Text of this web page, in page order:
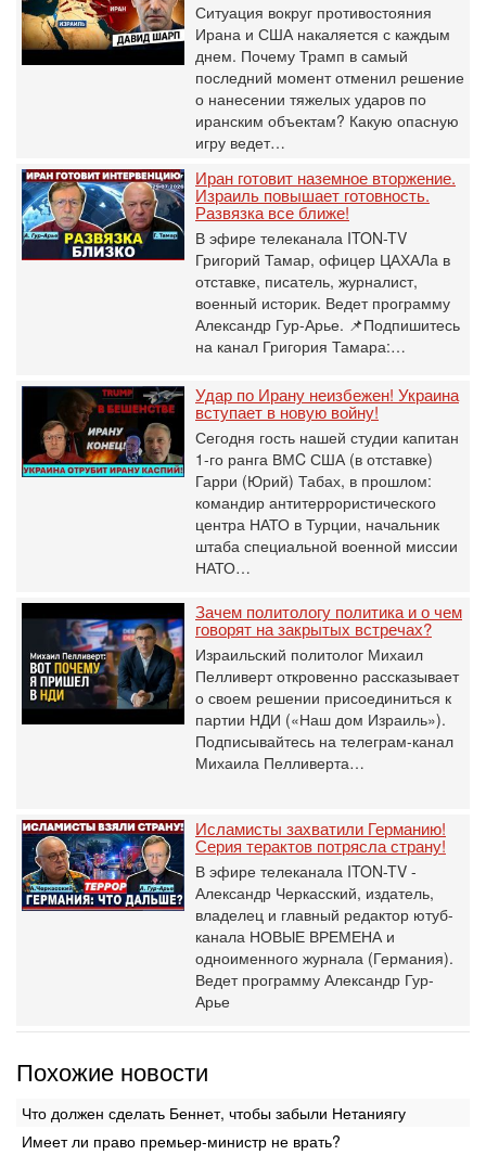
Ситуация вокруг противостояния
Ирана и США накаляется с каждым
днем. Почему Трамп в самый
последний момент отменил решение
о нанесении тяжелых ударов по
иранским объектам? Какую опасную
игру ведет…
Иран готовит наземное вторжение.
Израиль повышает готовность.
Развязка все ближе!
В эфире телеканала ITON-TV
Григорий Тамар, офицер ЦАХАЛа в
отставке, писатель, журналист,
военный историк. Ведет программу
Александр Гур-Арье. 📌Подпишитесь
на канал Григория Тамара:…
Удар по Ирану неизбежен! Украина
вступает в новую войну!
Сегодня гость нашей студии капитан
1-го ранга ВМC США (в отставке)
Гарри (Юрий) Табах, в прошлом:
командир антитеррористического
центра НАТО в Турции, начальник
штаба специальной военной миссии
НАТО…
Зачем политологу политика и о чем
говорят на закрытых встречах?
Израильский политолог Михаил
Пелливерт откровенно рассказывает
о своем решении присоединиться к
партии НДИ («Наш дом Израиль»).
Подписывайтесь на телеграм-канал
Михаила Пелливерта…
Исламисты захватили Германию!
Серия терактов потрясла страну!
В эфире телеканала ITON-TV -
Александр Черкасский, издатель,
владелец и главный редактор ютуб-
канала НОВЫЕ ВРЕМЕНА и
одноименного журнала (Германия).
Ведет программу Александр Гур-
Арье
Похожие новости
Что должен сделать Беннет, чтобы забыли Нетаниягу
Имеет ли право премьер-министр не врать?